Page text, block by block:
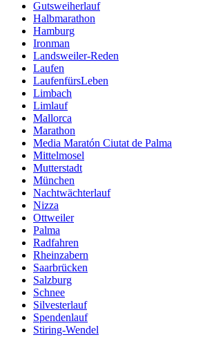
Gutsweiherlauf
Halbmarathon
Hamburg
Ironman
Landsweiler-Reden
Laufen
LaufenfürsLeben
Limbach
Limlauf
Mallorca
Marathon
Media Maratón Ciutat de Palma
Mittelmosel
Mutterstadt
München
Nachtwächterlauf
Nizza
Ottweiler
Palma
Radfahren
Rheinzabern
Saarbrücken
Salzburg
Schnee
Silvesterlauf
Spendenlauf
Stiring-Wendel